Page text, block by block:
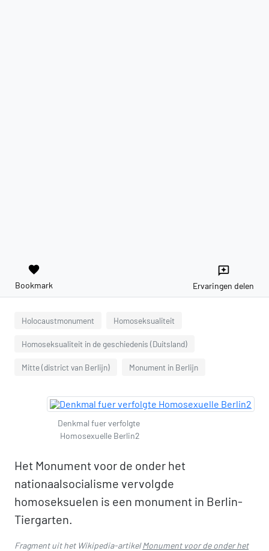
favorite
Bookmark
reviews
Ervaringen delen
Holocaustmonument Homoseksualiteit
Homoseksualiteit in de geschiedenis (Duitsland)
Mitte (district van Berlijn) Monument in Berlijn
Denkmal fuer verfolgte
Homosexuelle Berlin2
Het Monument voor de onder het
nationaalsocialisme vervolgde
homoseksuelen is een monument in Berlin-
Tiergarten.
Fragment uit het Wikipedia-artikelMonument voor de onder het